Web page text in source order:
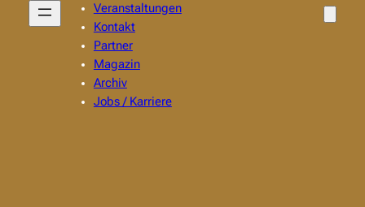
Veranstaltungen
Kontakt
Partner
Magazin
Archiv
Jobs / Karriere